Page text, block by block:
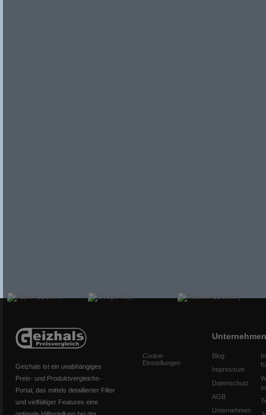
Geizhals ist ein unabhängiges
Preis- und Produktvergleichs-
Portal, das mittels detaillierter Filter
und vielfältiger Features eine
Cookie-
Einstellungen
Unternehmen
Blog
Impressum
Datenschutz
AGB
Unternehmen